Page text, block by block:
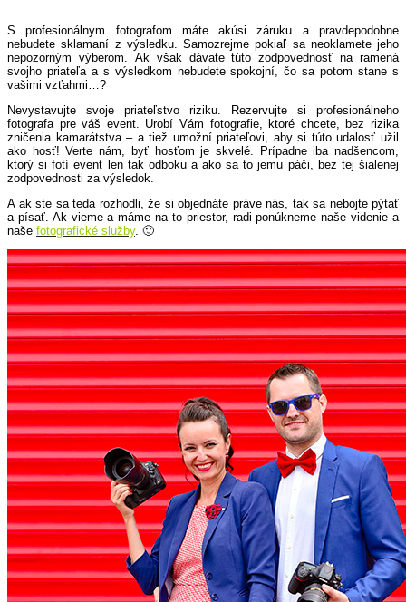
S profesionálnym fotografom máte akúsi záruku a pravdepodobne
nebudete sklamaní z výsledku.
Samozrejme pokiaľ sa neoklamete jeho
nepozorným výberom. Ak však dávate túto zodpovednosť na ramená
svojho priateľa a s výsledkom nebudete spokojní, čo sa potom stane s
vašimi vzťahmi…?
Nevystavujte svoje priateľstvo riziku. Rezervujte si profesionálneho
fotografa pre váš event. Urobí Vám fotografie, ktoré chcete, bez rizika
zničenia kamarátstva – a tiež umožní priateľovi, aby si túto udalosť užil
ako hosť! Verte nám, byť hosťom je skvelé. Prípadne iba nadšencom,
ktorý si fotí event len tak odboku a ako sa to jemu páči, bez tej šialenej
zodpovednosti za výsledok.
A ak ste sa teda rozhodli, že si objednáte práve nás, tak sa nebojte pýtať
a písať. Ak vieme a máme na to priestor, radi ponúkneme naše videnie a
naše fotografické služby. 🙂